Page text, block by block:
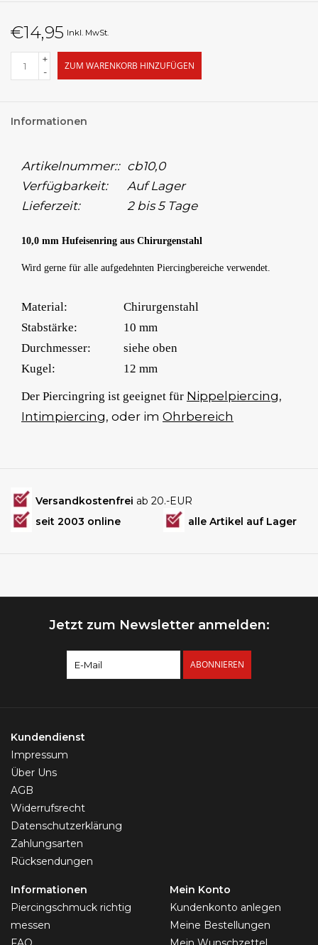
€14,95 Inkl. MwSt.
+
-
ZUM WARENKORB HINZUFÜGEN
Informationen
Artikelnummer:: cb10,0
Verfügbarkeit:
Auf Lager
Lieferzeit:
2 bis 5 Tage
10,0 mm Hufeisenring aus Chirurgenstahl
Wird gerne für alle aufgedehnten Piercingbereiche verwendet.
Material:
Chirurgenstahl
Stabstärke:
10 mm
Durchmesser:
siehe oben
Kugel:
12 mm
Der Piercingring ist geeignet für Nippelpiercing,
Intimpiercing, oder im Ohrbereich
Versandkostenfrei ab 20.-EUR
seit 2003 online
alle Artikel auf Lager
Jetzt zum Newsletter anmelden:
ABONNIEREN
Kundendienst
Impressum
Über Uns
AGB
Widerrufsrecht
Datenschutzerklärung
Zahlungsarten
Rücksendungen
Informationen
Piercingschmuck richtig
messen
Mein Konto
Kundenkonto anlegen
Meine Bestellungen